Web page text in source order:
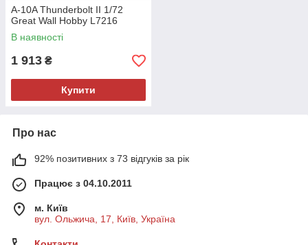
A-10A Thunderbolt II 1/72
Great Wall Hobby L7216
В наявності
1 913 ₴
Купити
Про нас
92% позитивних з 73 відгуків за рік
Працює з 04.10.2011
м. Київ
вул. Ольжича, 17, Київ, Україна